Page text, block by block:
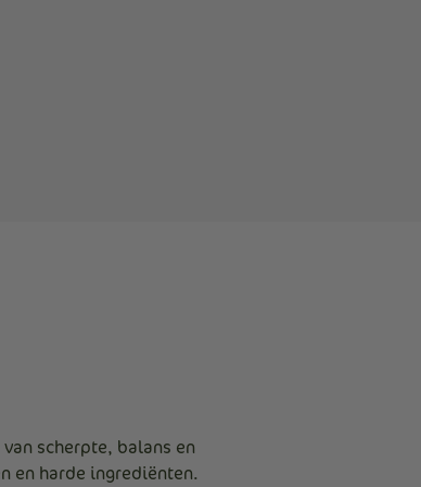
scherpte, balans en
en harde ingrediënten.